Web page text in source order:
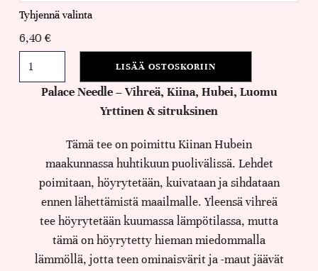
Tyhjennä valinta
6,40€
LISÄÄ OSTOSKORIIN
Palace Needle – Vihreä, Kiina, Hubei, Luomu
Yrttinen & sitruksinen
Tämä tee on poimittu Kiinan Hubein
maakunnassa huhtikuun puolivälissä. Lehdet
poimitaan, höyrytetään, kuivataan ja sihdataan
ennen lähettämistä maailmalle. Yleensä vihreä
tee höyrytetään kuumassa lämpötilassa, mutta
tämä on höyrytetty hieman miedommalla
lämmöllä, jotta teen ominaisvärit ja -maut jäävät